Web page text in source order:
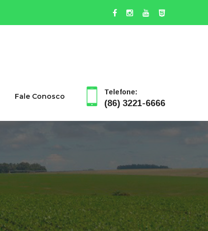
Fale Conosco Telefone:
(86) 3221-6666